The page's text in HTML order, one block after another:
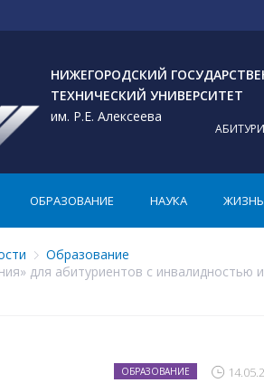
НИЖЕГОРОДСКИЙ
ТЕХНИЧЕСКИЙ УНИВЕРСИТЕТ
им. Р.Е. Алексеева
ОБРАЗОВАНИЕ НАУКА ЖИЗНЬ
Образование
для абитуриентов с
ОБРАЗОВАНИЕ